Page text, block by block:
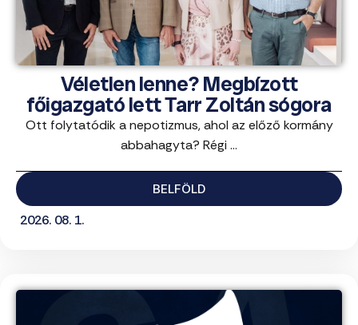
Véletlen lenne? Megbízott
főigazgató lett Tarr Zoltán sógora
Ott folytatódik a nepotizmus, ahol az előző kormány
abbahagyta? Régi ...
BELFÖLD
2026. 08. 1.